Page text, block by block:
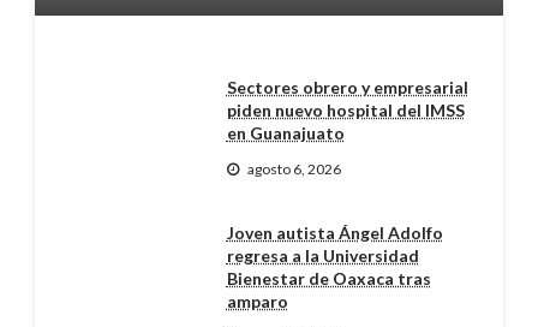
Sectores obrero y empresarial
piden nuevo hospital del IMSS
en Guanajuato
agosto 6, 2026
Joven autista Ángel Adolfo
regresa a la Universidad
Bienestar de Oaxaca tras
amparo